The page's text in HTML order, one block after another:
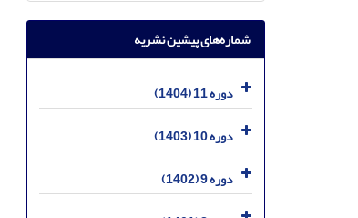
شماره‌های پیشین نشریه
دوره 11 (1404)
دوره 10 (1403)
دوره 9 (1402)